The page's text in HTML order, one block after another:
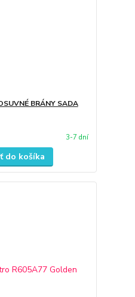
BRÁNY SADA
3-7 dní
do košíka